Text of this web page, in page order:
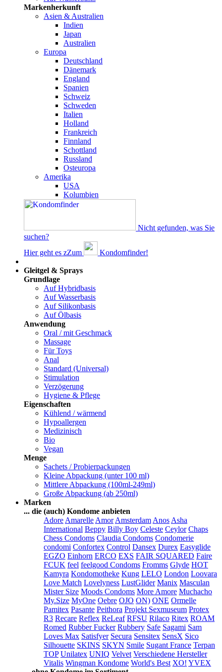
Markenherkunft
Asien & Australien
Indien
Japan
Australien
Europa
Deutschland
Dänemark
England
Spanien
Schweiz
Schweden
Italien
Holland
Frankreich
Finnland
Schottland
Russland
Osteuropa
Amerika
USA
Kolumbien
Nicht gefunden, was Sie
suchen?
Hier geht es zZum
Kondomfinder!
Gleitgel & Sprays
Grundlage
Auf Hybridbasis
Auf Wasserbasis
Auf Silikonbasis
Auf Ölbasis
Anwendung
Oral / mit Geschmack
Massage
Für Toys
Anal
Standard (Universal)
Stimulation
Verzögerung
Hygiene & Pflege
Eigenschaften
Kühlend / wärmend
Hypoallergen
Medizinisch
Bio
Vegan
Menge
Sachets / Probierpackungen
Kleine Abpackung (unter 100 ml)
Mittlere Abpackung (100ml-249ml)
Große Abpackung (ab 250ml)
Marken
... die (auch) Kondome anbieten
Adore Amarelle Amor Amsterdam Anos Asha
International Beppy Billy Boy Celeste Ceylor Chaps
Chess Condoms Claudia Condoms Condomerie
condomi Confortex Control Dansex Durex Easyglide
EGZO Einhorn ERCO EXS FAIR SQUARED Faire
FCUK feel feelgood Condoms Fromms Glyde HOT
Kamyra Kondomotheke Kung LELO London Loovara
Love Match Lovelyness LustGlider Manix Masculan
Mister Size Moods Condoms More Amore Muchacho
My.Size MyOne Oebre OJO ON) ONE Ormelle
Pamitex Pasante Peithora Projekt Sexmuseum Protex
R3 Recare Reflex ReLeaf RFSU Rilaco Ritex ROAM
Romed Rubber Fucker Rubbery Safe Sagami Sam
Loves Max Satisfyer Secura Sensitex SensX Sico
Silhouette SKINS SKYN Smile Sugant France Terpan
TOP Unilatex UNIQ Velvet Verschiedene Hersteller
Vitalis Wingman Kondome World's Best XO! YVEX